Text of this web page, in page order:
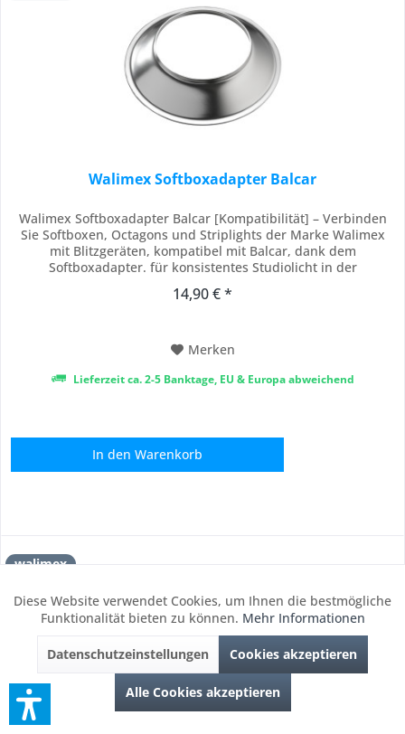
Walimex Softboxadapter Balcar
Walimex Softboxadapter Balcar [Kompatibilität] – Verbinden
Sie Softboxen, Octagons und Striplights der Marke Walimex
mit Blitzgeräten, kompatibel mit Balcar, dank dem
Softboxadapter. für konsistentes Studiolicht in der
[Stabile Konstruktion] – Setzen Sie auf langlebige
14,90 € *
Merken
Lieferzeit ca. 2-5 Banktage, EU & Europa abweichend
In den Warenkorb
walimex
Funktionale Aktiv
Marketing Inaktiv
Tracking Inaktiv
Diese Website verwendet Cookies, um Ihnen die bestmögliche
Funktionalität bieten zu können. Mehr Informationen
Datenschutzeinstellungen Cookies akzeptieren
Alle Cookies akzeptieren